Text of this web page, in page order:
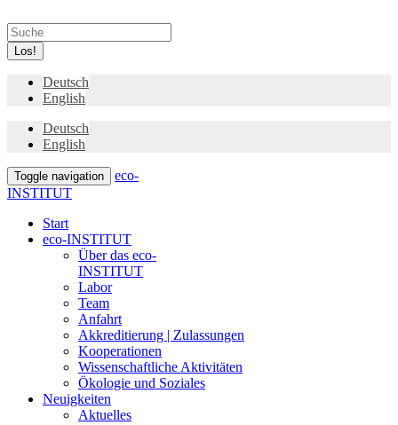
Los!
Deutsch
English
Deutsch
English
Toggle navigation
eco-
INSTITUT
Start
eco-INSTITUT
Über das eco-
INSTITUT
Labor
Team
Anfahrt
Akkreditierung | Zulassungen
Kooperationen
Wissenschaftliche Aktivitäten
Ökologie und Soziales
Neuigkeiten
Aktuelles